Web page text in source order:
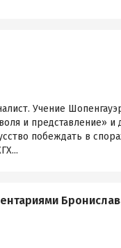
Учение
и представление» и
побеждать в